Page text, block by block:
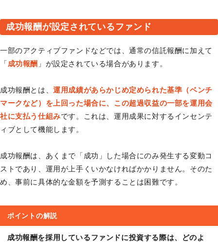
成功報酬が設定されているファンド
一部のアクティブファンドなどでは、通常の信託報酬に加えて
「成功報酬 」が設定されている場合があります。
成功報酬とは、運用成績があらかじめ定められた基準（ベンチ
マークなど）を上回った場合に、この超過収益の一部を運用会
社に支払う仕組みです。これは、運用成果に対するインセンテ
ィブとして機能します。
成功報酬は、あくまで「成功」した場合にのみ発生する変動コ
ストであり、運用が上手くいかなければかかりません。そのた
め、事前に具体的な金額を予測することは困難です。
ポイントの解説
成功報酬を採用しているファンドに投資する際は、どのよ